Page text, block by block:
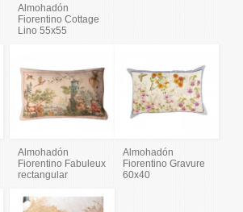
Almohadón
Fiorentino Cottage
Lino 55x55
Almohadón
Fiorentino Fabuleux
rectangular
Almohadón
Fiorentino Gravure
60x40